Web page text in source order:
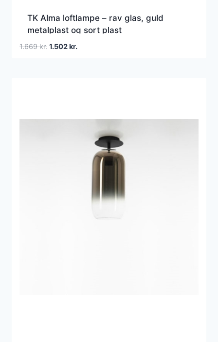
TK Alma loftlampe – rav glas, guld
metalplast og sort plast
1.669kr. Den
1.502kr.